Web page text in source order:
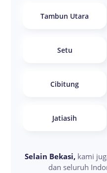
Tambun Utara
Setu
Cibitung
Jatiasih
Selain Bekasi,kami
dan seluruh